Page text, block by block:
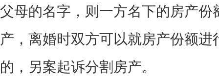
父母的名字，则一方名下的房产份
产，离婚时双方可以就房产份额进
的，另案起诉分割房产。